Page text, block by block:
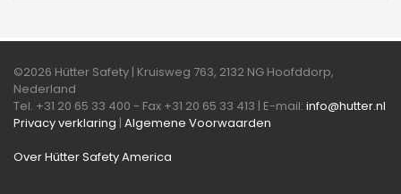
©2026 Hütter Safety | Kruisweg 763, 2132 NG Hoofddorp,
Nederland
Tel. +31 20 65 33 400 - Fax +31 20 65 33 413 | E-mail: info@hutter.nl
Privacy verklaring | Algemene Voorwaarden
Over Hütter Safety America